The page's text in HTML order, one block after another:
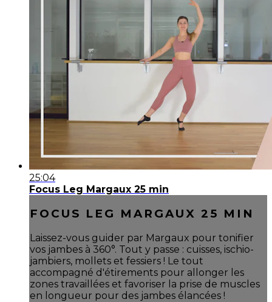
25:04
Focus Leg Margaux 25 min
FOCUS LEG MARGAUX 25 MIN
Laissez-vous guider par Margaux pour tonifier
vos jambes à 360°. Tout y passe : cuisses, ischio-
jambiers, mollets et fessiers ! Le tout
accompagné d'étirements pour allonger les
zones travaillées et favoriser la prise de muscles
en longueur pour des jambes élancées !